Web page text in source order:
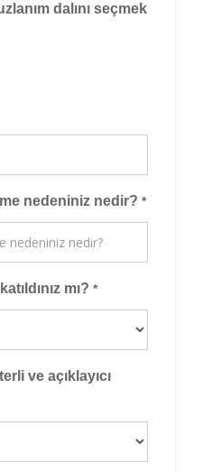
dalını seçmek
nedeniniz nedir? *
mı? *
ve açıklayıcı